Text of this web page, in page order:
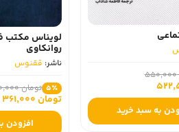
به سبد خرید
لویناس مکتب
روانکاوی
ناشر: ققنوس
5٪ تومان 380,000
تومان 361,000
افزودن